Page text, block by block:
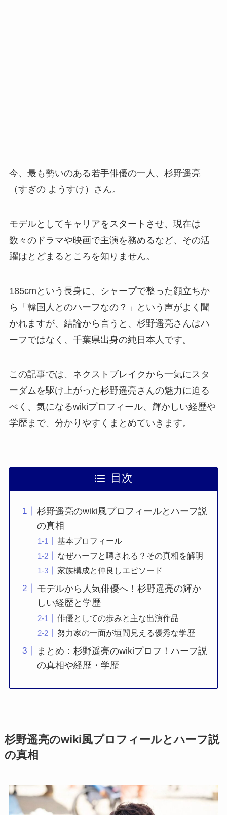
今、最も勢いのある若手俳優の一人、杉野遥亮
（すぎの ようすけ）さん。
モデルとしてキャリアをスタートさせ、現在は
数々のドラマや映画で主演を務めるなど、その活
躍はとどまるところを知りません。
185cmという長身に、シャープで整った顔立ちか
ら「韓国人とのハーフなの？」という声がよく聞
かれますが、結論から言うと、杉野遥亮さんはハ
ーフではなく、千葉県出身の純日本人です。
この記事では、ネクストブレイクから一気にスタ
ーダムを駆け上がった杉野遥亮さんの魅力に迫る
べく、気になるwikiプロフィール、輝かしい経歴や
学歴まで、分かりやすくまとめていきます。
目次
杉野遥亮のwiki風プロフィールとハーフ説
の真相
基本プロフィール
なぜハーフと噂される？その真相を解明
家族構成と仲良しエピソード
モデルから人気俳優へ！杉野遥亮の輝か
しい経歴と学歴
俳優としての歩みと主な出演作品
努力家の一面が垣間見える優秀な学歴
まとめ：杉野遥亮のwikiプロフ！ハーフ説
の真相や経歴・学歴
杉野遥亮のwiki風プロフィールとハーフ説
の真相